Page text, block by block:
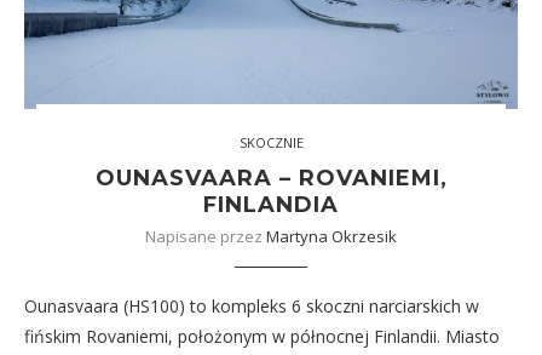
SKOCZNIE
OUNASVAARA – ROVANIEMI,
FINLANDIA
Napisane przez Martyna Okrzesik
Ounasvaara (HS100) to kompleks 6 skoczni narciarskich w
fińskim Rovaniemi, położonym w północnej Finlandii. Miasto